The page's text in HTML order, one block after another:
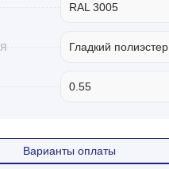
RAL 3005
Гладкий полиэстер
0.55
Варианты оплаты